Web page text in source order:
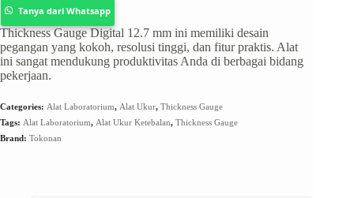
Tanya dari Whatsapp
Thickness Gauge Digital 12.7 mm ini memiliki desain
pegangan yang kokoh, resolusi tinggi, dan fitur praktis. Alat
ini sangat mendukung produktivitas Anda di berbagai bidang
pekerjaan.
Categories: Alat Laboratorium, Alat Ukur, Thickness Gauge
Tags: Alat Laboratorium, Alat Ukur Ketebalan, Thickness Gauge
Brand: Tokonan